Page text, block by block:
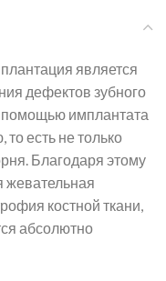
является
дефектов зубного
помощью имплантата
то есть не только
Благодаря этому
жевательная
костной ткани,
абсолютно